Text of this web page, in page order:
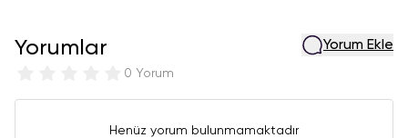
Yorumlar
0 Yorum
Yorum Ekle
Henüz yorum bulunmamaktadır